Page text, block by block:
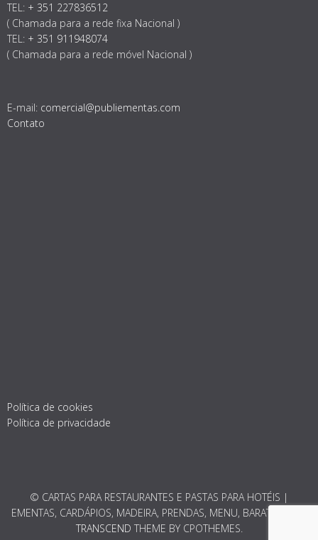
TEL: + 351 227836512
( Chamada para a rede fixa Nacional )
TEL: + 351 911948074
( Chamada para a rede móvel Nacional )
E-mail: comercial@publiementas.com
Contato
Política de cookies
Política de privacidade
© CARTAS PARA RESTAURANTES E PASTAS PARA HOTÉIS |
EMENTAS, CARDÁPIOS, MADEIRA, PRENDAS, MENU, BARATO 2026.
TRANSCEND THEME BY CPOTHEMES.